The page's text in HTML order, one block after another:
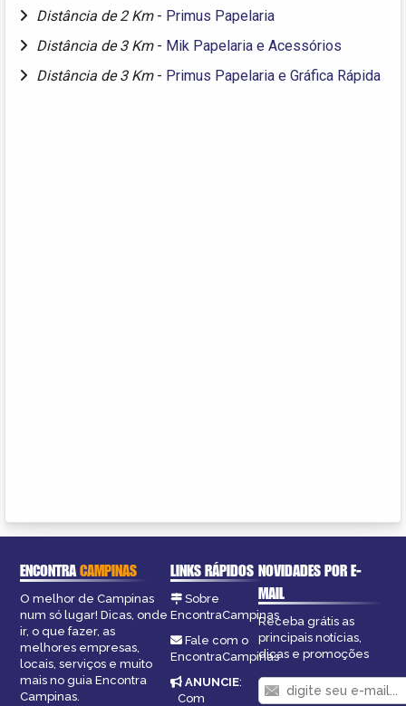
Distância de 2 Km - Primus Papelaria
Distância de 3 Km - Mik Papelaria e Acessórios
Distância de 3 Km - Primus Papelaria e Gráfica Rápida
ENCONTRACAMPINAS
O melhor de Campinas
num só lugar! Dicas, onde
ir, o que fazer, as
melhores empresas,
locais, serviços e muito
mais no guia Encontra
Campinas.
LINKS RÁPIDOS
Sobre
EncontraCampinas
Fale com o
EncontraCampinas
ANUNCIE:
Com
NOVIDADES POR E-
MAIL
Receba grátis as
principais notícias,
dicas e promoções